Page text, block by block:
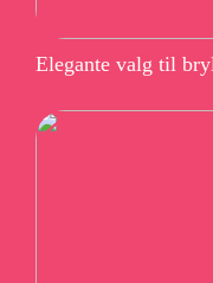
Elegante valg til